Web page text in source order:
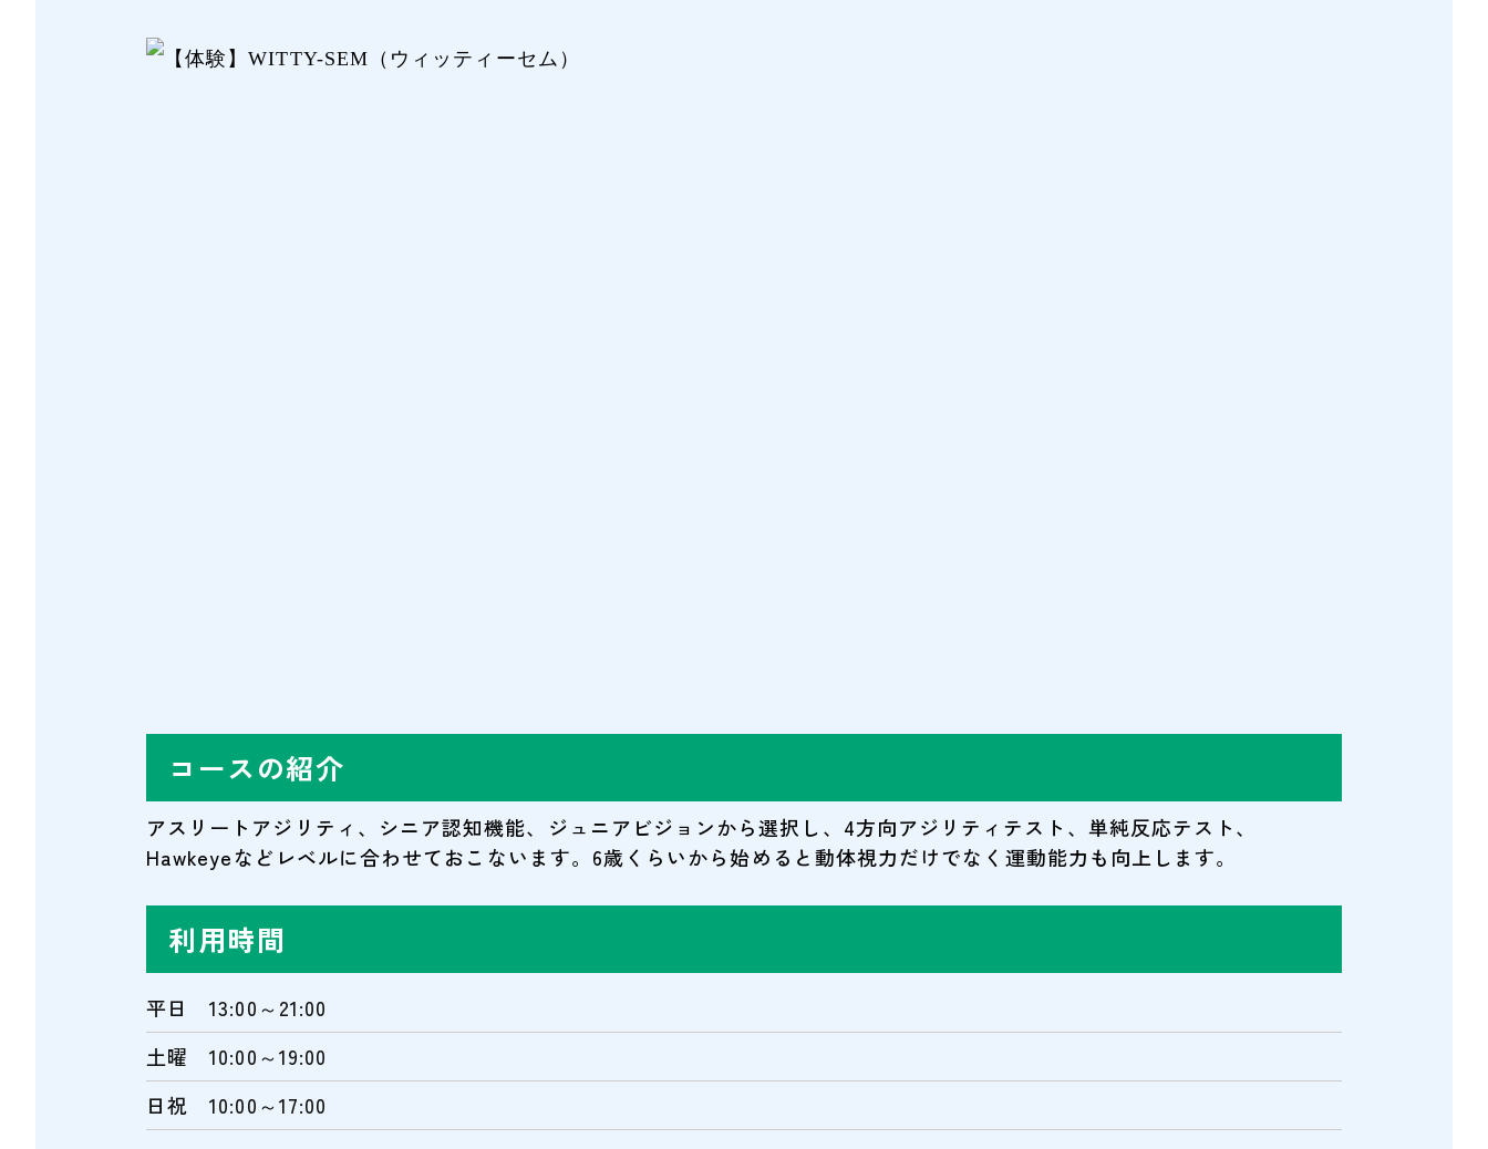
コースの紹介
アスリートアジリティ、シニア認知機能、ジュニアビジョンから選択し、4方向アジリティテスト、単純反応テスト、
Hawkeyeなどレベルに合わせておこないます。6歳くらいから始めると動体視力だけでなく運動能力も向上します。
利用時間
平日 13:00～21:00
土曜 10:00～19:00
日祝 10:00～17:00